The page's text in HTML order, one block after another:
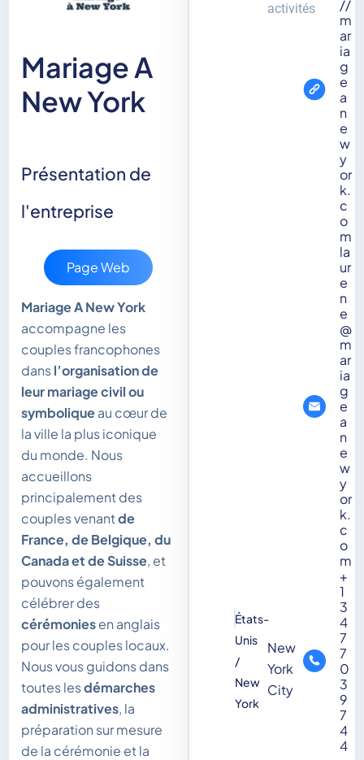
Mariage A
New York
Présentation de
l'entreprise
Page Web
Mariage A New York
accompagne les
couples francophones
dansl’organisation de
leur mariage civil ou
symboliqueau cœur de
la ville la plus iconique
du monde. Nous
accueillons
principalement des
couples venantde
France, de Belgique, du
Canada et de Suisse, et
pouvons également
célébrer des
cérémoniesen anglais
pour les couples locaux.
Nous vous guidons dans
toutes lesdémarches
administratives, la
préparation sur mesure
de la cérémonie et la
États-
Unis
/
New
York
activités
New
York
City
//
m
ar
ia
g
e
a
n
e
w
y
or
k.
c
o
m
la
ur
e
n
e
@
m
ar
ia
g
e
a
n
e
w
y
or
k.
c
o
m
+
1
3
4
7
7
0
3
9
7
4
4